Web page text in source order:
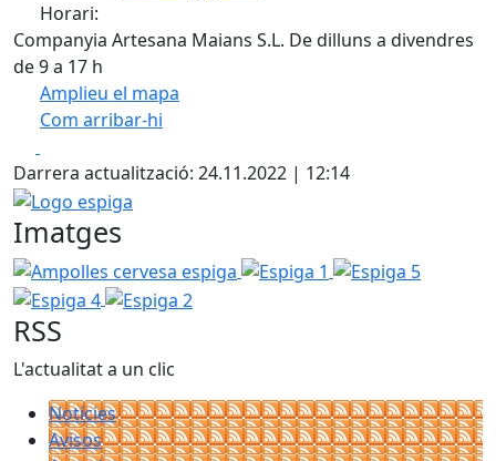
Horari:
Companyia Artesana Maians S.L. De dilluns a divendres
de 9 a 17 h
Amplieu el mapa
Com arribar-hi
+
−
Darrera actualització: 24.11.2022 | 12:14
Logo espiga
Imatges
Ampolles cervesa espiga Espiga 1 Espiga 5
Espiga 4
Espiga 2
RSS
L'actualitat a un clic
Notícies
Avisos